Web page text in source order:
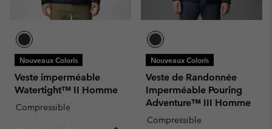
Nouveaux Coloris
Veste imperméable
Watertight™ II Homme
Compressible
Nouveaux Coloris
Veste de Randonnée
Imperméable Pouring
Adventure™ III Homme
Compressible